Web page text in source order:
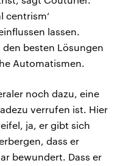
centrism‘
lassen.
besten Lösungen
Automatismen.
noch dazu, eine
verrufen ist. Hier
ja, er gibt sich
dass er
bewundert. Dass er